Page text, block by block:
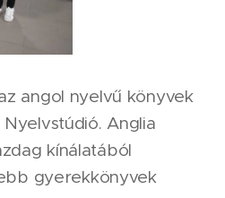
angol nyelvű könyvek
Anglia
kínálatából
gyerekkönyvek